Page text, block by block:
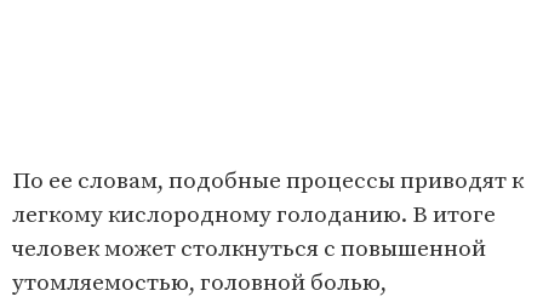
По ее словам, подобные процессы приводят к
легкому кислородному голоданию. В итоге
человек может столкнуться с повышенной
утомляемостью, головной болью,